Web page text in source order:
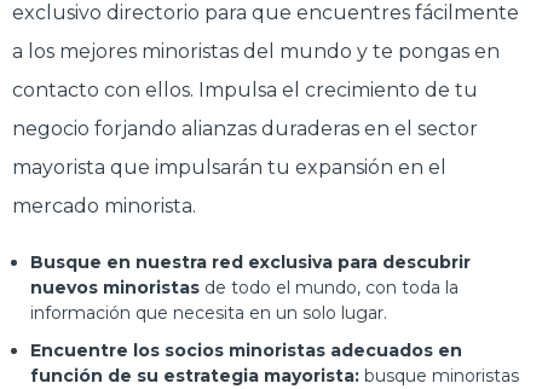
exclusivo directorio para que encuentres fácilmente
a los mejores minoristas del mundo y te pongas en
contacto con ellos. Impulsa el crecimiento de tu
negocio forjando alianzas duraderas en el sector
mayorista que impulsarán tu expansión en el
mercado minorista.
Busque en nuestra red exclusiva para descubrir
nuevos minoristas de todo el mundo, con toda la
información que necesita en un solo lugar.
Encuentre los socios minoristas adecuados en
función de su estrategia mayorista: busque minoristas